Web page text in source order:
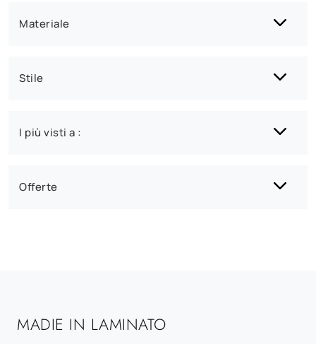
Materiale
Stile
I più visti a :
Offerte
MADIE IN LAMINATO